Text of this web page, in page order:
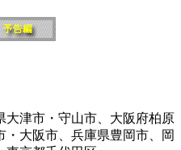
大津市・守山市、大阪府柏原
大阪市、兵庫県豊岡市、岡